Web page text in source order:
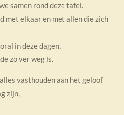
samen rond deze tafel.
met elkaar en met allen die zich
in deze dagen,
zo ver weg is.
vasthouden aan het geloof
zijn,